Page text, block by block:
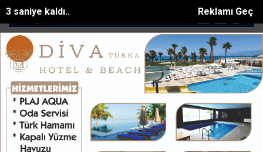
Reklamı Geç
1 saniye kaldı..
SON DAKİKA:
olan kepçeye kumlu müdahale Antalyada denize giren 2
Web TV | Video Galeri